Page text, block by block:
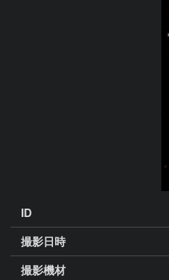
ID
撮影日時
撮影機材